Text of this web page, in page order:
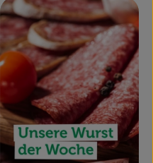
zum Warenkorb hinzufügen